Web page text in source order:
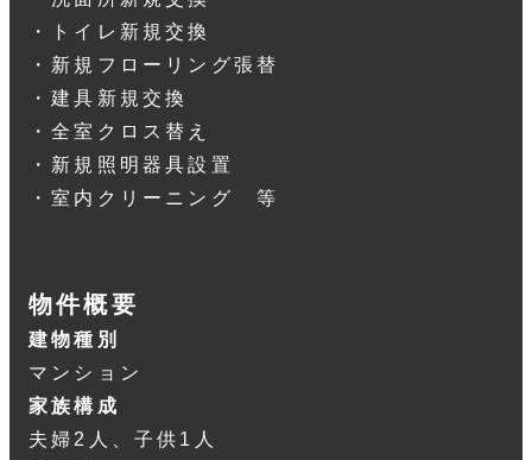
・トイレ新規交換
・新規フローリング張替
・建具新規交換
・全室クロス替え
・新規照明器具設置
・室内クリーニング 等
物件概要
建物種別
マンション
家族構成
夫婦2人、子供1人